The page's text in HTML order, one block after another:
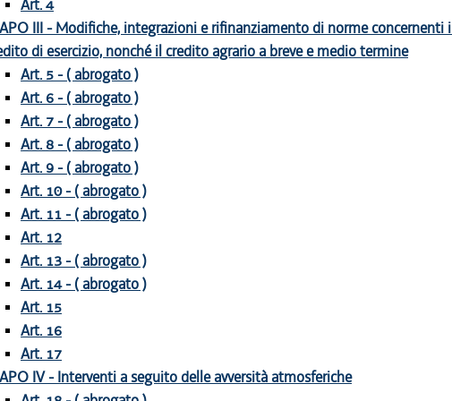
Art. 4
III - Modifiche, integrazioni e rifinanziamento di norme concernenti il
di esercizio, nonché il credito agrario a breve e medio termine
Art. 5 - ( abrogato )
Art. 6 - ( abrogato )
Art. 7 - ( abrogato )
Art. 8 - ( abrogato )
Art. 9 - ( abrogato )
Art. 10 - ( abrogato )
Art. 11 - ( abrogato )
Art. 12
Art. 13 - ( abrogato )
Art. 14 - ( abrogato )
Art. 15
Art. 16
Art. 17
IV - Interventi a seguito delle avversità atmosferiche